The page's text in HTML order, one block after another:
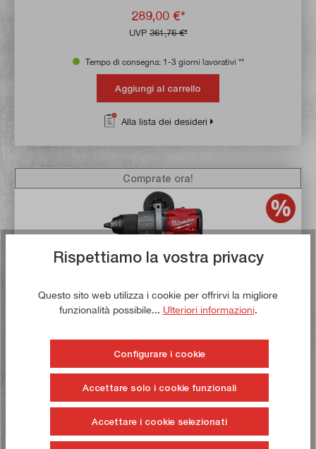
289,00 €*
UVP361,76 €*
Tempo di consegna: 1-3 giorni lavorativi **
Aggiungi al carrello
Alla lista dei desideri
Milwaukee M18 FPD2-0X FUEL trapano avvitatore a
percussione a batteria (senza batteria)
Peso lordo:
4,21 kg
Comprate ora!
Rispettiamo la vostra privacy
Questo sito web utilizza i cookie per offrirvi la migliore
funzionalità possibile... Ulteriori informazioni.
Configurare i cookie
Accettare solo i cookie funzionali
Accettare i cookie selezionati